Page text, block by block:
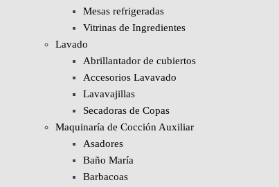
Mesas refrigeradas
Vitrinas de Ingredientes
Lavado
Abrillantador de cubiertos
Accesorios Lavavado
Lavavajillas
Secadoras de Copas
Maquinaría de Cocción Auxiliar
Asadores
Baño María
Barbacoas